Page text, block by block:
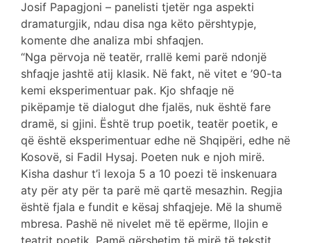
Josif Papagjoni – panelisti tjetër nga aspekti
dramaturgjik, ndau disa nga këto përshtypje,
komente dhe analiza mbi shfaqjen.
“Nga përvoja në teatër, rrallë kemi parë ndonjë
shfaqje jashtë atij klasik. Në fakt, në vitet e ’90-ta
kemi eksperimentuar pak. Kjo shfaqje në
pikëpamje të dialogut dhe fjalës, nuk është fare
dramë, si gjini. Është trup poetik, teatër poetik, e
që është eksperimentuar edhe në Shqipëri, edhe në
Kosovë, si Fadil Hysaj. Poeten nuk e njoh mirë.
Kisha dashur t’i lexoja 5 a 10 poezi të inskenuara
aty për aty për ta parë më qartë mesazhin. Regjia
është fjala e fundit e kësaj shfaqjeje. Më la shumë
mbresa. Pashë në nivelet më të epërme, llojin e
teatrit poetik. Pamë gërshetim të mirë të tekstit